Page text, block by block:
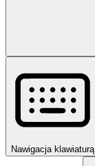
Nawigacja klawiaturą